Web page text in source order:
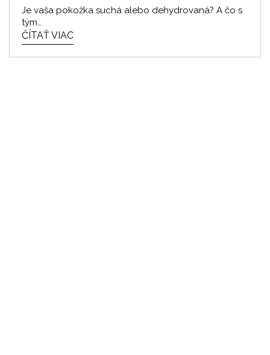
Je vaša pokožka suchá alebo dehydrovaná? A čo s
tým…
ČÍTAŤ VIAC